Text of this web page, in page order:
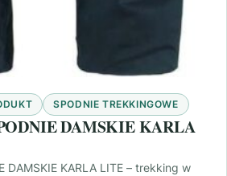
SPODNIE TREKKINGOWE
DAMSKIE KARLA
DAMSKIE KARLA LITE – trekking w